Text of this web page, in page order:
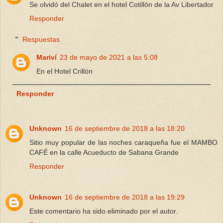
Se olvidó del Chalet en el hotel Cotillón de la Av Libertador
Responder
Respuestas
Mariví 23 de mayo de 2021 a las 5:08
En el Hotel Crillón
Responder
Unknown 16 de septiembre de 2018 a las 18:20
Sitio muy popular de las noches caraqueña fue el MAMBO
CAFÉ en la calle Acueducto de Sabana Grande
Responder
Unknown 16 de septiembre de 2018 a las 19:29
Este comentario ha sido eliminado por el autor.